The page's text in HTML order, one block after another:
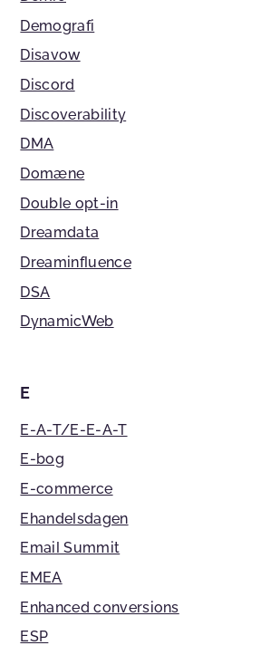
Demografi
Disavow
Discord
Discoverability
DMA
Domæne
Double opt-in
Dreamdata
Dreaminfluence
DSA
DynamicWeb
E
E-A-T/E-E-A-T
E-bog
E-commerce
Ehandelsdagen
Email Summit
EMEA
Enhanced conversions
ESP